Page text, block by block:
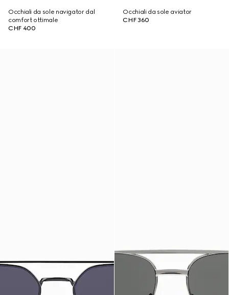
Occhiali da sole navigator dal
comfort ottimale
CHF 400
Occhiali da sole aviator
CHF 360